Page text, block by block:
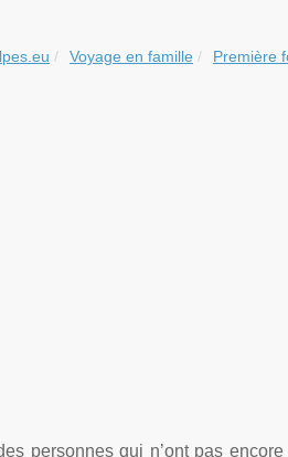
Voyage en famille Première
personnes qui n’ont pas